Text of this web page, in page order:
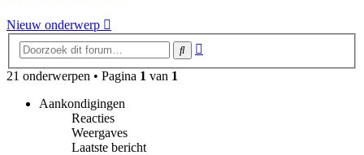
Nieuw onderwerp
Zoek
21 onderwerpen • Pagina 1 van 1
Aankondigingen
Reacties
Weergaves
Laatste bericht